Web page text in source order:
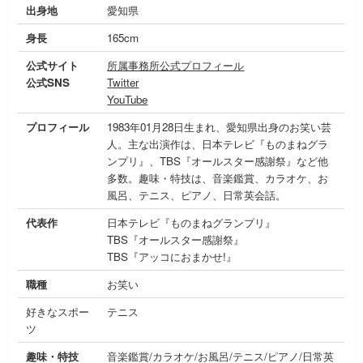
出身地
愛知県
身長
165cm
公式サイト
公式SNS
所属事務所公式プロフィール
Twitter
YouTube
プロフィール
1983年01月28日生まれ、愛知県出身のお笑い芸
人。主な出演作は、日本テレビ『ものまねグラ
ンプリ』、TBS『オールスター感謝祭』など他
多数。趣味・特技は、音楽鑑賞、カラオケ、お
風呂、テニス、ピアノ、日常英会話。
代表作
日本テレビ『ものまねグランプリ』
TBS『オールスター感謝祭』
TBS『アッコにおまかせ!』
職種
お笑い
好きなスポー
ツ
テニス
趣味・特技
音楽鑑賞/カラオケ/お風呂/テニス/ピアノ/日常英